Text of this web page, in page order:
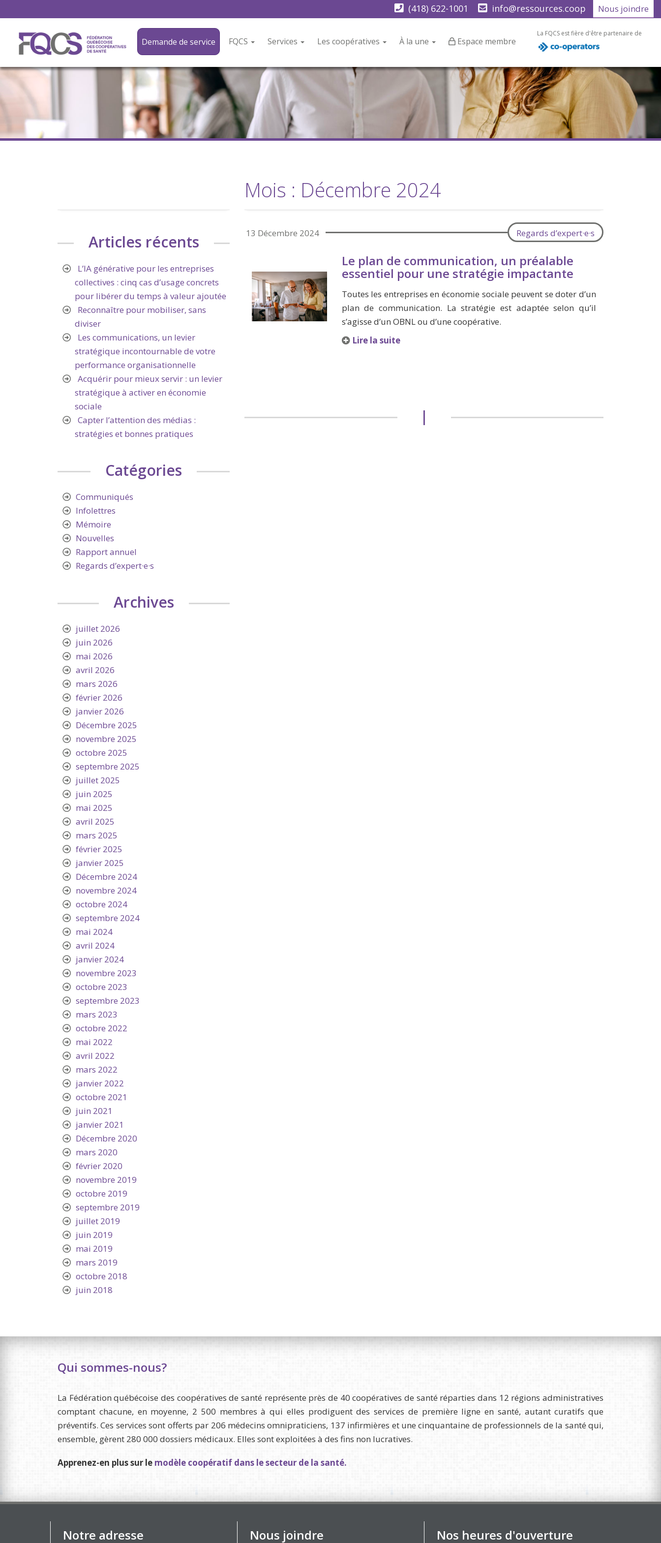
Nous joindre
info@ressources.coop
(418) 622-1001
Demande de service FQCS Services Les coopératives À la une Espace membre
La FQCS est fière d'être partenaire de
Mois : Décembre 2024
Regards d’expert·e·s
13 Décembre 2024
Le plan de communication, un préalable
essentiel pour une stratégie impactante
Toutes les entreprises en économie sociale peuvent se doter d’un
plan de communication. La stratégie est adaptée selon qu’il
s’agisse d’un OBNL ou d’une coopérative.
Lire la suite
|
Articles récents
L’IA générative pour les entreprises
collectives : cinq cas d’usage concrets
pour libérer du temps à valeur ajoutée
Reconnaître pour mobiliser, sans
diviser
Les communications, un levier
stratégique incontournable de votre
performance organisationnelle
Acquérir pour mieux servir : un levier
stratégique à activer en économie
sociale
Capter l’attention des médias :
stratégies et bonnes pratiques
Catégories
Communiqués
Infolettres
Mémoire
Nouvelles
Rapport annuel
Regards d’expert·e·s
Archives
juillet 2026
juin 2026
mai 2026
avril 2026
mars 2026
février 2026
janvier 2026
Décembre 2025
novembre 2025
octobre 2025
septembre 2025
juillet 2025
juin 2025
mai 2025
avril 2025
mars 2025
février 2025
janvier 2025
Décembre 2024
novembre 2024
octobre 2024
septembre 2024
mai 2024
avril 2024
janvier 2024
novembre 2023
octobre 2023
septembre 2023
mars 2023
octobre 2022
mai 2022
avril 2022
mars 2022
janvier 2022
octobre 2021
juin 2021
janvier 2021
Décembre 2020
mars 2020
février 2020
novembre 2019
octobre 2019
septembre 2019
juillet 2019
juin 2019
mai 2019
mars 2019
octobre 2018
juin 2018
Qui sommes-nous?
La Fédération québécoise des coopératives de santé représente près de 40 coopératives de santé réparties dans 12 régions administratives
comptant chacune, en moyenne, 2 500 membres à qui elles prodiguent des services de première ligne en santé, autant curatifs que
préventifs. Ces services sont offerts par 206 médecins omnipraticiens, 137 infirmières et une cinquantaine de professionnels de la santé qui,
ensemble, gèrent 280 000 dossiers médicaux. Elles sont exploitées à des fins non lucratives.
Apprenez-en plus sur le modèle coopératif dans le secteur de la santé.
Notre adresse Nous joindre Nos heures d'ouverture